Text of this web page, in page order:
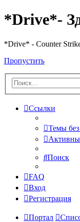
*Drive*-
*Drive* - Counter
Пропустить
Ссылки
Темы без
Поиск
FAQ
Вход
Регистрация
Портал